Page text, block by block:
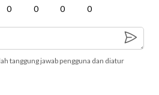
0 0 0 0
tanggung jawab pengguna dan diatur